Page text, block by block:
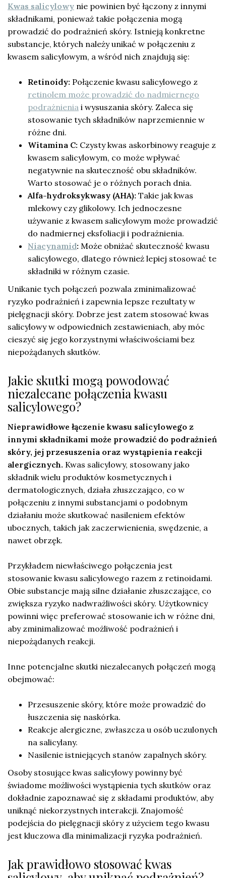
Kwas salicylowy nie powinien być łączony z innymi
składnikami, ponieważ takie połączenia mogą
prowadzić do podrażnień skóry. Istnieją konkretne
substancje, których należy unikać w połączeniu z
kwasem salicylowym, a wśród nich znajdują się:
Retinoidy: Połączenie kwasu salicylowego z
retinolem może prowadzić do nadmiernego
podrażnienia i wysuszania skóry. Zaleca się
stosowanie tych składników naprzemiennie w
różne dni.
Witamina C: Czysty kwas askorbinowy reaguje z
kwasem salicylowym, co może wpływać
negatywnie na skuteczność obu składników.
Warto stosować je o różnych porach dnia.
Alfa-hydroksykwasy (AHA): Takie jak kwas
mlekowy czy glikolowy. Ich jednoczesne
używanie z kwasem salicylowym może prowadzić
do nadmiernej eksfoliacji i podrażnienia.
Niacynamid: Może obniżać skuteczność kwasu
salicylowego, dlatego również lepiej stosować te
składniki w różnym czasie.
Unikanie tych połączeń pozwala zminimalizować
ryzyko podrażnień i zapewnia lepsze rezultaty w
pielęgnacji skóry. Dobrze jest zatem stosować kwas
salicylowy w odpowiednich zestawieniach, aby móc
cieszyć się jego korzystnymi właściwościami bez
niepożądanych skutków.
Jakie skutki mogą powodować
niezalecane połączenia kwasu
salicylowego?
Nieprawidłowe łączenie kwasu salicylowego z
innymi składnikami może prowadzić do podrażnień
skóry, jej przesuszenia oraz wystąpienia reakcji
alergicznych. Kwas salicylowy, stosowany jako
składnik wielu produktów kosmetycznych i
dermatologicznych, działa złuszczająco, co w
połączeniu z innymi substancjami o podobnym
działaniu może skutkować nasileniem efektów
ubocznych, takich jak zaczerwienienia, swędzenie, a
nawet obrzęk.
Przykładem niewłaściwego połączenia jest
stosowanie kwasu salicylowego razem z retinoidami.
Obie substancje mają silne działanie złuszczające, co
zwiększa ryzyko nadwrażliwości skóry. Użytkownicy
powinni więc preferować stosowanie ich w różne dni,
aby zminimalizować możliwość podrażnień i
niepożądanych reakcji.
Inne potencjalne skutki niezalecanych połączeń mogą
obejmować:
Przesuszenie skóry, które może prowadzić do
łuszczenia się naskórka.
Reakcje alergiczne, zwłaszcza u osób uczulonych
na salicylany.
Nasilenie istniejących stanów zapalnych skóry.
Osoby stosujące kwas salicylowy powinny być
świadome możliwości wystąpienia tych skutków oraz
dokładnie zapoznawać się z składami produktów, aby
uniknąć niekorzystnych interakcji. Znajomość
podejścia do pielęgnacji skóry z użyciem tego kwasu
jest kluczowa dla minimalizacji ryzyka podrażnień.
Jak prawidłowo stosować kwas